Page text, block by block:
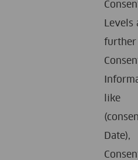
Levels
further
like
Date),